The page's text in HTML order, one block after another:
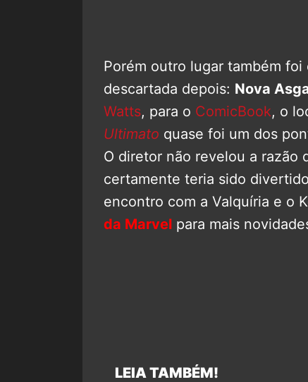
Porém outro lugar também
descartada depois: Nova
Watts, para o ComicBook, o
Ultimato quase foi um dos
O diretor não revelou a razão
certamente teria sido
encontro com a Valquíria e o
da Marvel para mais
LEIA TAMBÉM!